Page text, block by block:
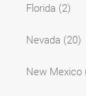
Florida (2)
Nevada (20)
New Mexico